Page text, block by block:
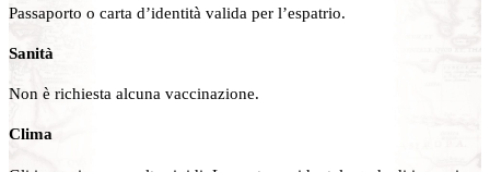
Passaporto o carta d’identità valida per l’espatrio.
Sanità
Non è richiesta alcuna vaccinazione.
Clima